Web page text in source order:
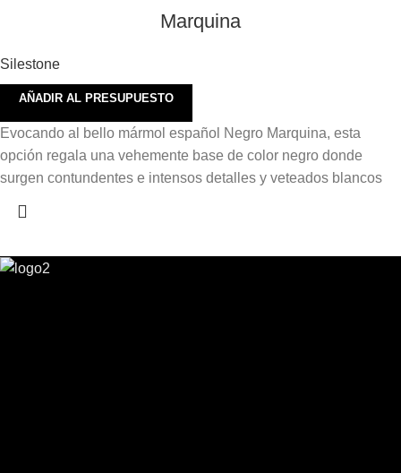
Marquina
Silestone
AÑADIR AL PRESUPUESTO
Evocando al bello mármol español Negro Marquina, esta
opción regala una vehemente base de color negro donde
surgen contundentes e intensos detalles y veteados blancos